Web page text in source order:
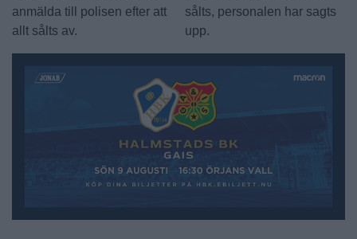
anmälda till polisen efter att
allt sålts av.
sålts, personalen har sagts
upp.